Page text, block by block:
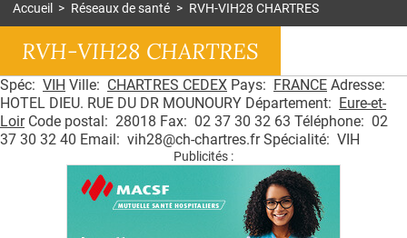
ACTUS
DOSSIERS
RÉSEAUX
Accueil > Réseaux de santé > RVH-VIH28 CHARTRES
RVH-VIH28 CHARTRES
Spéc: VIH Ville: CHARTRES CEDEX Pays: FRANCE Adresse:
HOTEL DIEU. RUE DU DR MOUNOURY Département: Eure-et-
LoirCode postal: 28018 Fax: 02 37 30 32 63 Téléphone: 02
37 30 32 40 Email: vih28@ch-chartres.fr Spécialité: VIH
Publicités :